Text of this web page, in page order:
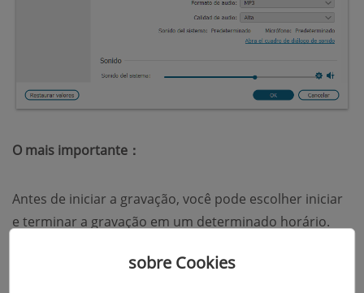
O mais importante：
Antes de iniciar a gravação, você pode escolher iniciar
e terminar a gravação em um determinado horário.
um minuto e doze segundos da música e terminar em
sobre Cookies